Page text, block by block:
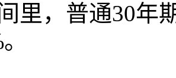
里，普通30年